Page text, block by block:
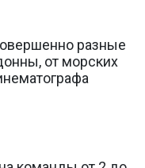
разные
от морских